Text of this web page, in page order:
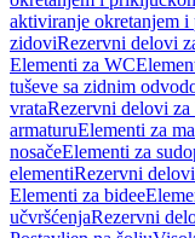
aktiviranje okretanjem
zidoviRezervni delovi
Elementi za WC
tuševe sa zidnim
vrataRezervni delovi za
armaturuElementi za
nosačeElementi za
elementiRezervni
Elementi za bidee
učvršćenjaRezervni